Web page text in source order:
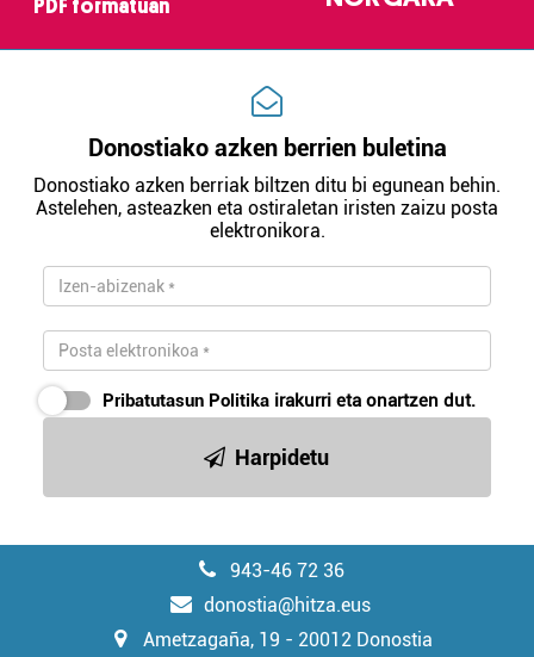
PDF formatuan
Donostiako azken berrien buletina
Donostiako azken berriak biltzen ditu bi egunean behin.
Astelehen, asteazken eta ostiraletan iristen zaizu posta
elektronikora.
Pribatutasun Politika irakurri eta onartzen dut.
Harpidetu
943-46 72 36
donostia@hitza.eus
Ametzagaña, 19 - 20012 Donostia